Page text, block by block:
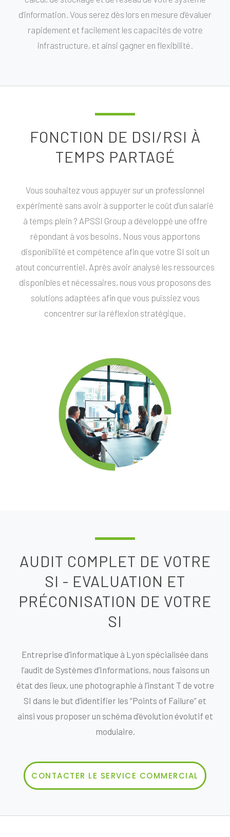
d’information. Vous serez dès lors en mesure d’évaluer
rapidement et facilement les capacités de votre
infrastructure, et ainsi gagner en flexibilité.
FONCTION DE DSI/RSI À
TEMPS PARTAGÉ
Vous souhaitez vous appuyer sur un professionnel
expérimenté sans avoir à supporter le coût d’un salarié
à temps plein ? APSSI Group a développé une offre
répondant à vos besoins. Nous vous apportons
disponibilité et compétence afin que votre SI soit un
atout concurrentiel. Après avoir analysé les ressources
disponibles et nécessaires, nous vous proposons des
solutions adaptées afin que vous puissiez vous
concentrer sur la réflexion stratégique.
AUDIT COMPLET DE VOTRE
SI - EVALUATION ET
PRÉCONISATION DE VOTRE
SI
Entreprise d’informatique à Lyon spécialisée dans
l’audit de Systèmes d’Informations, nous faisons un
état des lieux, une photographie à l’instant T de votre
SI dans le but d’identifier les “Points of Failure” et
ainsi vous proposer un schéma d’évolution évolutif et
modulaire.
CONTACTER LE SERVICE COMMERCIAL